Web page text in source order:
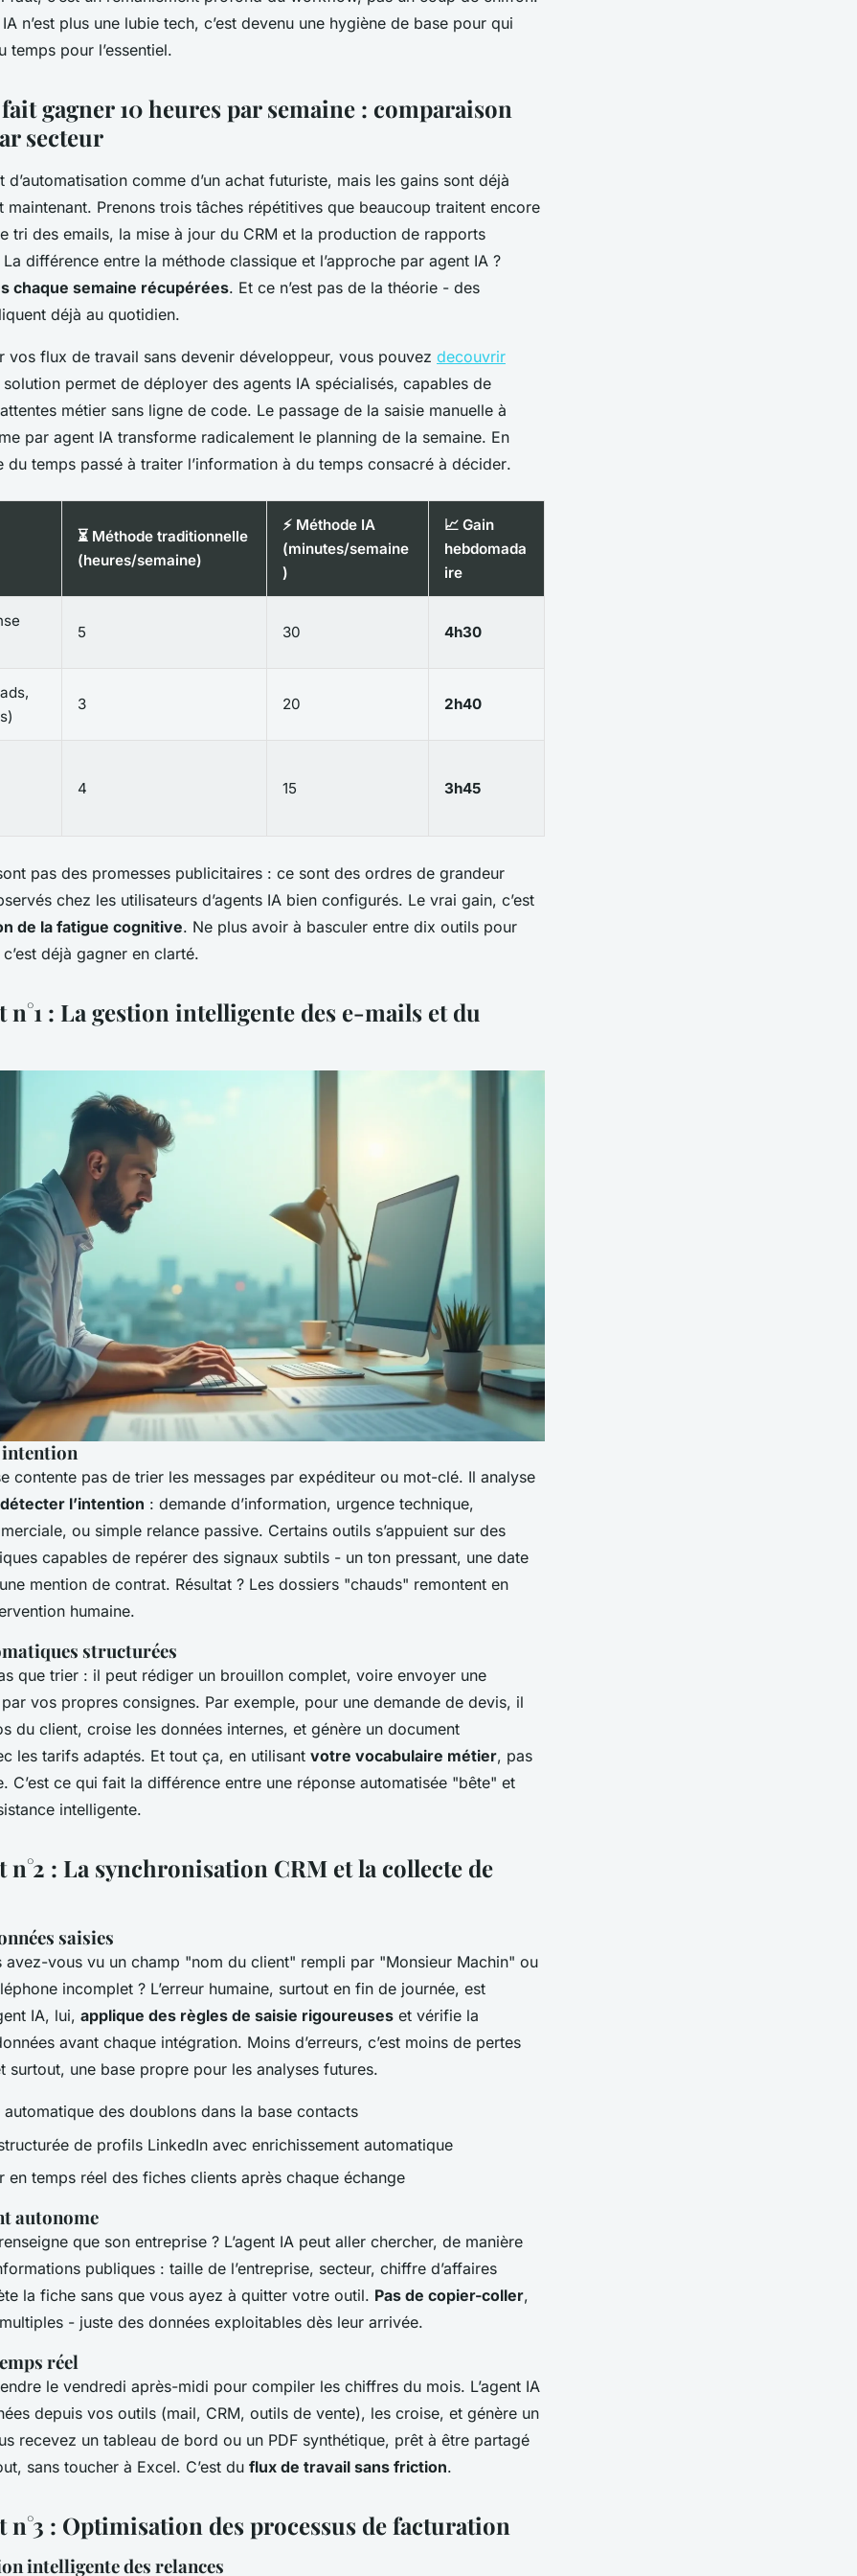
IA n’est plus une lubie tech, c’est devenu une hygiène de base pour qui
temps pour l’essentiel.
gagner 10 heures par semaine : comparaison
secteur
d’automatisation comme d’un achat futuriste, mais les gains sont déjà
maintenant. Prenons trois tâches répétitives que beaucoup traitent encore
tri des emails, la mise à jour du CRM et la production de rapports
différence entre la méthode classique et l’approche par agent IA ?
chaque semaine récupérées. Et ce n’est pas de la théorie - des
déjà au quotidien.
vos flux de travail sans devenir développeur, vous pouvez decouvrir
solution permet de déployer des agents IA spécialisés, capables de
métier sans ligne de code. Le passage de la saisie manuelle à
par agent IA transforme radicalement le planning de la semaine. En
du temps passé à traiter l’information à du temps consacré à décider.
⏳ Méthode traditionnelle
(heures/semaine)
⚡ Méthode IA
(minutes/semaine
)
📈 Gain
hebdomada
ire
5 30 4h30
3 20 2h40
4 15 3h45
pas des promesses publicitaires : ce sont des ordres de grandeur
chez les utilisateurs d’agents IA bien configurés. Le vrai gain, c’est
de la fatigue cognitive. Ne plus avoir à basculer entre dix outils pour
déjà gagner en clarté.
n°1 : La gestion intelligente des e-mails et du
contente pas de trier les messages par expéditeur ou mot-clé. Il analyse
détecter l’intention : demande d’information, urgence technique,
ou simple relance passive. Certains outils s’appuient sur des
capables de repérer des signaux subtils - un ton pressant, une date
mention de contrat. Résultat ? Les dossiers "chauds" remontent en
humaine.
structurées
que trier : il peut rédiger un brouillon complet, voire envoyer une
vos propres consignes. Par exemple, pour une demande de devis, il
du client, croise les données internes, et génère un document
les tarifs adaptés. Et tout ça, en utilisant votre vocabulaire métier, pas
C’est ce qui fait la différence entre une réponse automatisée "bête" et
intelligente.
n°2 : La synchronisation CRM et la collecte de
saisies
avez-vous vu un champ "nom du client" rempli par "Monsieur Machin" ou
incomplet ? L’erreur humaine, surtout en fin de journée, est
IA, lui, applique des règles de saisie rigoureuses et vérifie la
avant chaque intégration. Moins d’erreurs, c’est moins de pertes
surtout, une base propre pour les analyses futures.
automatique des doublons dans la base contacts
de profils LinkedIn avec enrichissement automatique
en temps réel des fiches clients après chaque échange
autonome
que son entreprise ? L’agent IA peut aller chercher, de manière
publiques : taille de l’entreprise, secteur, chiffre d’affaires
la fiche sans que vous ayez à quitter votre outil. Pas de copier-coller,
- juste des données exploitables dès leur arrivée.
réel
le vendredi après-midi pour compiler les chiffres du mois. L’agent IA
depuis vos outils (mail, CRM, outils de vente), les croise, et génère un
recevez un tableau de bord ou un PDF synthétique, prêt à être partagé
sans toucher à Excel. C’est du flux de travail sans friction.
n°3 : Optimisation des processus de facturation
intelligente des relances